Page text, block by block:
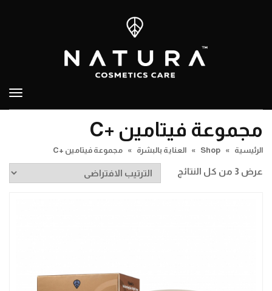
مجموعة فيتامين +C
الرئيسية »
Shop
» العناية بالبشرة » مجموعة فيتامين +C
عرض ⁦3⁩ من كل النتائج